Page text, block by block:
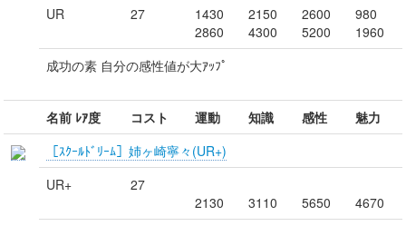
UR
27
1430
2860
2150
4300
2600
5200
980
1960
成功の素 自分の感性値が大ｱｯﾌﾟ
名前 ﾚｱ度 コスト 運動 知識 感性
魅力
［ｽｸｰﾙﾄﾞﾘｰﾑ］姉ヶ崎寧々(UR+)
UR+
27
2130
3110 5650
4670